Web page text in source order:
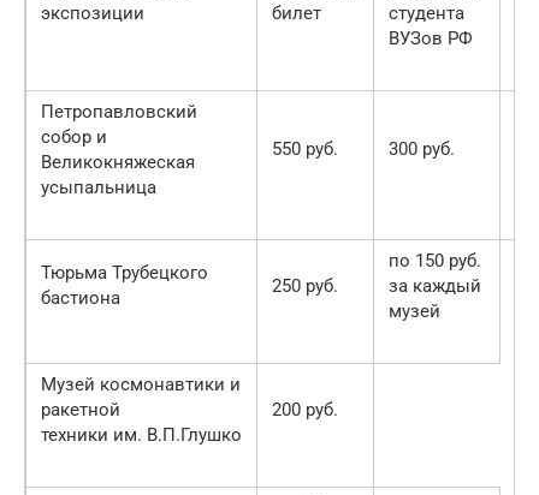
экспозиции
билет
студента
ВУЗов РФ
Петропавловский
собор и
Великокняжеская
усыпальница
550 руб. 300 руб.
Тюрьма Трубецкого
бастиона
250 руб.
по 150 руб.
за каждый
музей
Музей космонавтики и
ракетной
техники им. В.П.Глушко
200 руб.